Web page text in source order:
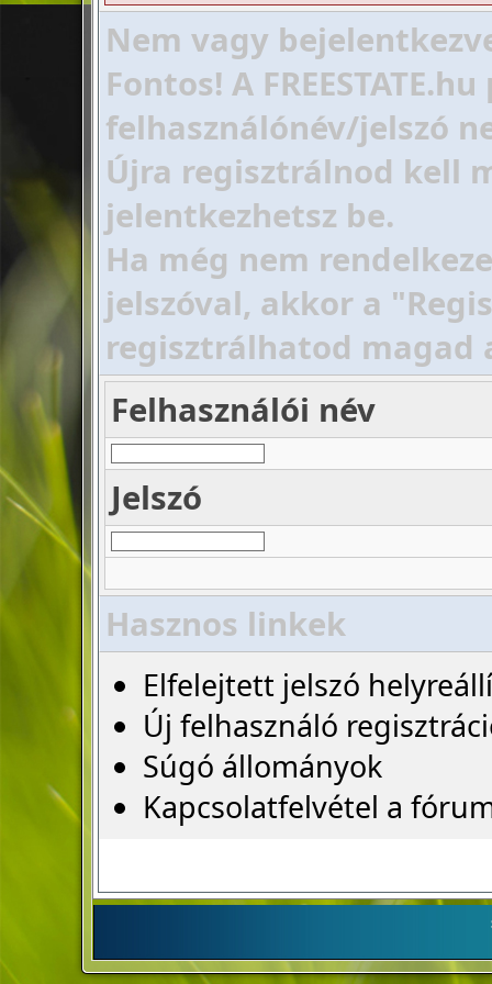
Nem vagy
Fontos! A
felhasználónév/jelszó
Újra regisztrálnod kell
jelentkezhetsz be.
Ha még nem
jelszóval, akkor a
regisztrálhatod magad
Felhasználói név
Jelszó
Hasznos linkek
Elfelejtett jelszó
Új felhasználó
Súgó állományok
Kapcsolatfelvétel a